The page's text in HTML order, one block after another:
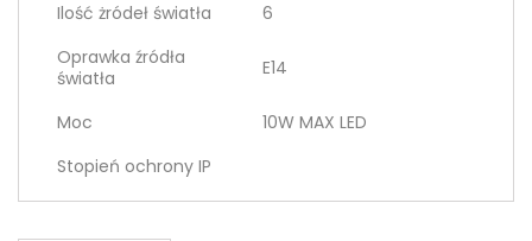
Ilość żródeł światła
6
Oprawka źródła
światła
E14
Moc
10W MAX LED
Stopień ochrony IP